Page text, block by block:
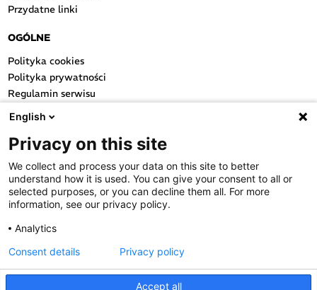
Przydatne linki
OGÓLNE
Polityka cookies
Polityka prywatności
Regulamin serwisu
Regulamin konkursu
Farmacja Play
Regulamin konkursu Lakcid
Regulamin konkursu Acard
Regulamin konkursu Biotebal
Regulamin konkursu Asmenol
Kontakt
PRODUKTY POLPHARMY
SOCIAL MEDIA
English
Privacy on this site
We collect and process your data on this site to better
understand how it is used. You can give your consent to all or
selected purposes, or you can decline them all. For more
information, see our privacy policy.
Analytics
Accept all
Consent details Privacy policy